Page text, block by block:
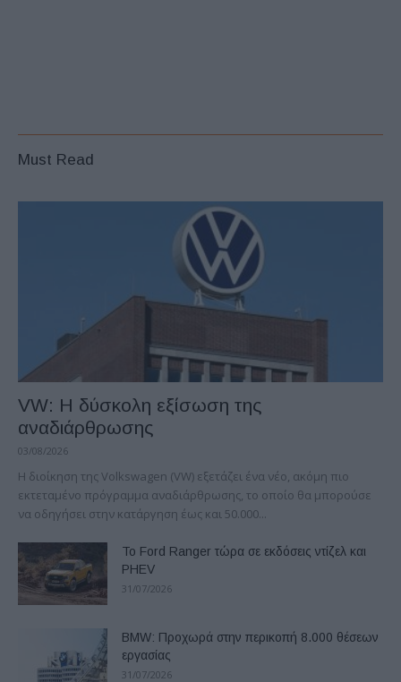
Must Read
VW: Η δύσκολη εξίσωση της
αναδιάρθρωσης
03/08/2026
Η διοίκηση της Volkswagen (VW) εξετάζει ένα νέο, ακόμη πιο
εκτεταμένο πρόγραμμα αναδιάρθρωσης, το οποίο θα μπορούσε
να οδηγήσει στην κατάργηση έως και 50.000...
Το Ford Ranger τώρα σε εκδόσεις ντίζελ και
PHEV
31/07/2026
BMW: Προχωρά στην περικοπή 8.000 θέσεων
εργασίας
31/07/2026